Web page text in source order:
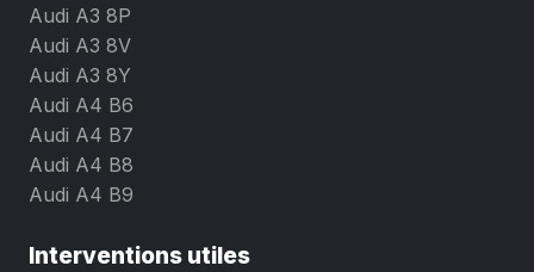
Audi A3 8P
Audi A3 8V
Audi A3 8Y
Audi A4 B6
Audi A4 B7
Audi A4 B8
Audi A4 B9
Interventions utiles